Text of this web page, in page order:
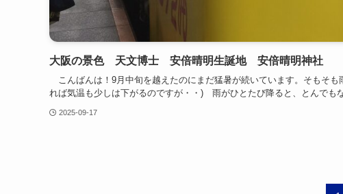
大阪の景色 天文博士 安倍晴明生誕地 安倍晴明神社
こんばんは！9月中旬を越えたのにまだ猛暑が続いています。そもそ
れば気温も少しは下がるのですが・・) 雨がひとたび降ると、とんでも
2025-09-17